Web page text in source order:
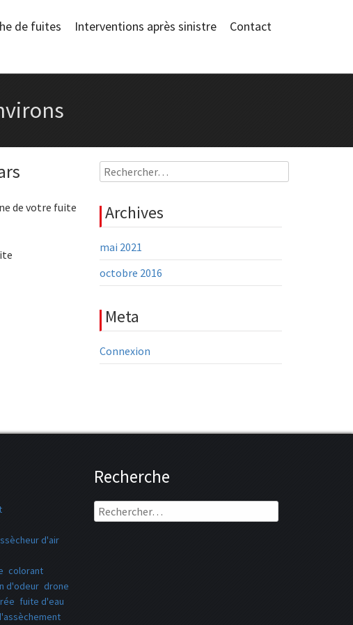
de fuites Interventions après sinistre Contact
de votre fuite
Rechercher :
Archives
mai 2021
octobre 2016
Meta
Connexion
d'air
colorant
d'odeur drone
fuite d'eau
Recherche
Rechercher :